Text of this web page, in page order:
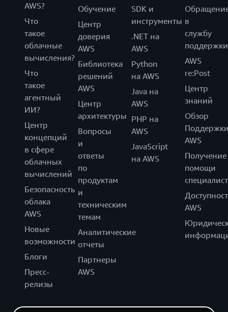
AWS?
Что
такое
облачные
вычисления?
Что
такое
агентный
ИИ?
Центр
концепций
в сфере
облачных
вычислений
Безопасность
облака
AWS
Новые
возможности
Блоги
Пресс-
релизы
Обучение
Центр
доверия
AWS
Библиотека
решений
AWS
Центр
архитектуры
Вопросы
и
ответы
по
продуктам
и
техническим
темам
Аналитические
отчеты
Партнеры
AWS
SDK и
инструменты
.NET на
AWS
Python
на AWS
Java на
AWS
PHP на
AWS
JavaScript
на AWS
в
службу
поддержки
AWS
re:Post
Центр
знаний
Обзор
AWS
Получение
помощи
AWS